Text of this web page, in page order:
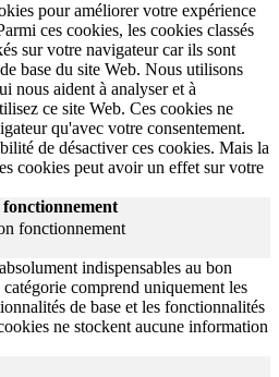
pour améliorer votre expérience
ces cookies, les cookies classés
sur votre navigateur car ils sont
base du site Web. Nous utilisons
nous aident à analyser et à
ce site Web. Ces cookies ne
qu'avec votre consentement.
de désactiver ces cookies. Mais la
cookies peut avoir un effet sur votre
fonctionnement
fonctionnement
indispensables au bon
catégorie comprend uniquement les
de base et les fonctionnalités
ne stockent aucune information